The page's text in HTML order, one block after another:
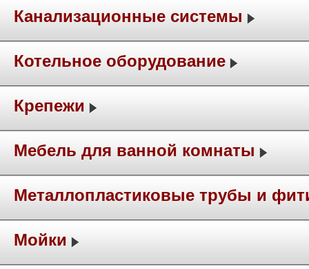
Канализационные системы
Котельное оборудование
Крепежи
Мебель для ванной комнаты
Металлопластиковые трубы и
Мойки